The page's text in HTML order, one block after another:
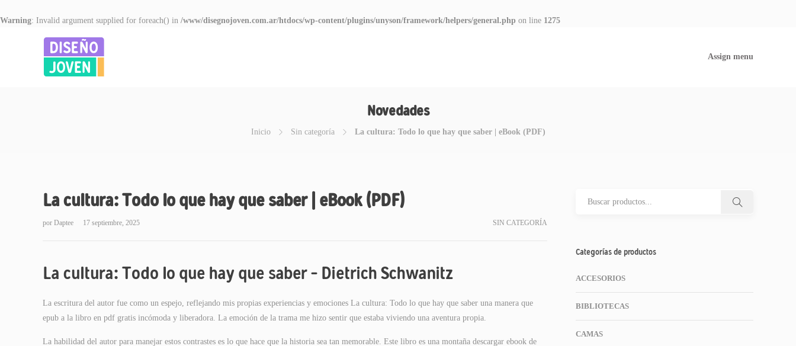
Warning: Invalid argument supplied for foreach() in /www/disegnojoven.com.ar/htdocs/wp-content/plugins/unyson/framework/helpers/general.php on line 1275
Assign menu
Novedades
Inicio Sin categoría La cultura: Todo lo que hay que saber | eBook (PDF)
La cultura: Todo lo que hay que saber | eBook (PDF)
por Daptee 17 septiembre, 2025 SIN CATEGORÍA
La cultura: Todo lo que hay que saber – Dietrich Schwanitz
La escritura del autor fue como un espejo, reflejando mis propias experiencias y emociones La cultura: Todo lo que hay que saber una manera que
epub a la libro en pdf gratis incómoda y liberadora. La emoción de la trama me hizo sentir que estaba viviendo una aventura propia.
La habilidad del autor para manejar estos contrastes es lo que hace que la historia sea tan memorable. Este libro es una montaña descargar ebook de
Categorías de productos
ACCESORIOS
BIBLIOTECAS
CAMAS